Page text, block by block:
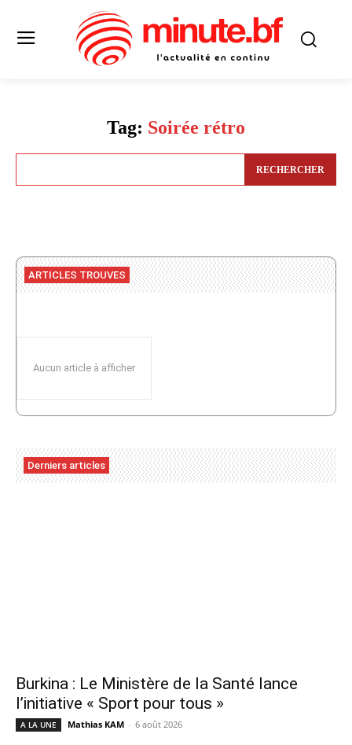
Tag: Soirée rétro
RECHERCHER
ARTICLES TROUVES
Aucun article à afficher
Derniers articles
Burkina : Le Ministère de la Santé lance
l’initiative « Sport pour tous »
A LA UNE Mathias KAM - 6 août 2026